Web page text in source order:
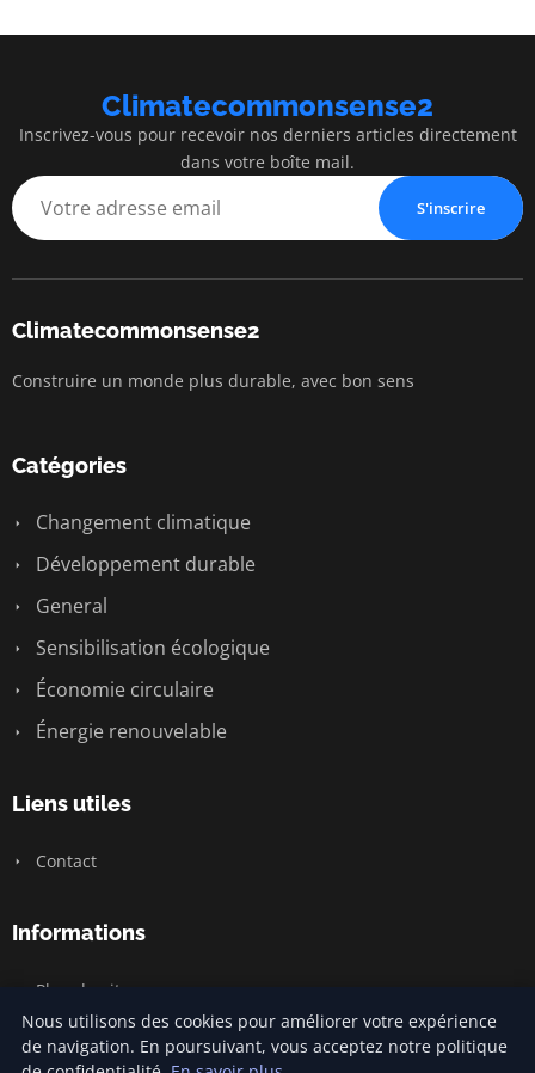
Climatecommonsense2
Inscrivez-vous pour recevoir nos derniers articles directement
dans votre boîte mail.
S'inscrire
Climatecommonsense2
Construire un monde plus durable, avec bon sens
Catégories
Changement climatique
Développement durable
General
Sensibilisation écologique
Économie circulaire
Énergie renouvelable
Liens utiles
Contact
Informations
Plan du site
Nous utilisons des cookies pour améliorer votre expérience
de navigation. En poursuivant, vous acceptez notre politique